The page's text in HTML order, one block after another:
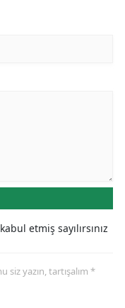
etmiş sayılırsınız
yazın, tartışalım *